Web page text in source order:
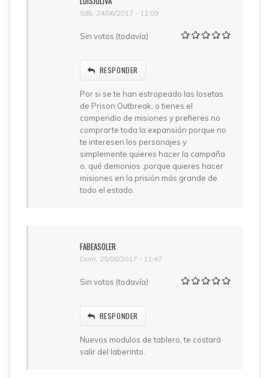
Sáb, 24/06/2017 - 11:09
Sin votos (todavía)
RESPONDER
Por si se te han estropeado las losetas
de Prison Outbreak, o tienes el
compendio de misiones y prefieres no
comprarte toda la expansión porque no
te interesen los personajes y
simplemente quieres hacer la campaña
o, qué demonios ,porque quieres hacer
misiones en la prisión más grande de
todo el estado.
FABEASOLER
Dom, 25/06/2017 - 11:47
Sin votos (todavía)
RESPONDER
Nuevos modulos de tablero, te costará
salir del laberinto.